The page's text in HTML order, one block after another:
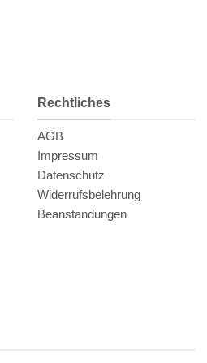
Rechtliches
AGB
Impressum
Datenschutz
Widerrufsbelehrung
Beanstandungen